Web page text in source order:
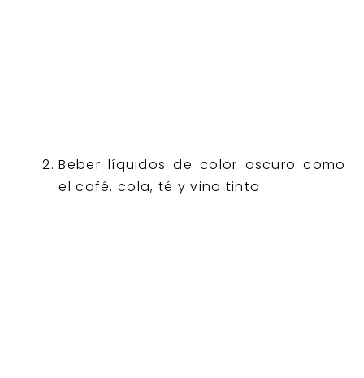
Beber líquidos de color oscuro como
el café, cola, té y vino tinto